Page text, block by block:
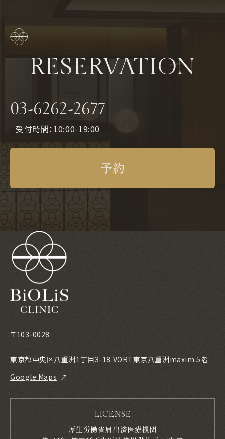
RESERVATION
03-6262-2677
受付時間：10:00-19:00
予約
〒103-0028
東京都中央区八重洲1丁目3-18 VORT東京八重洲maxim 5階
Google Maps
LICENSE
厚生労働省届出済医療機関